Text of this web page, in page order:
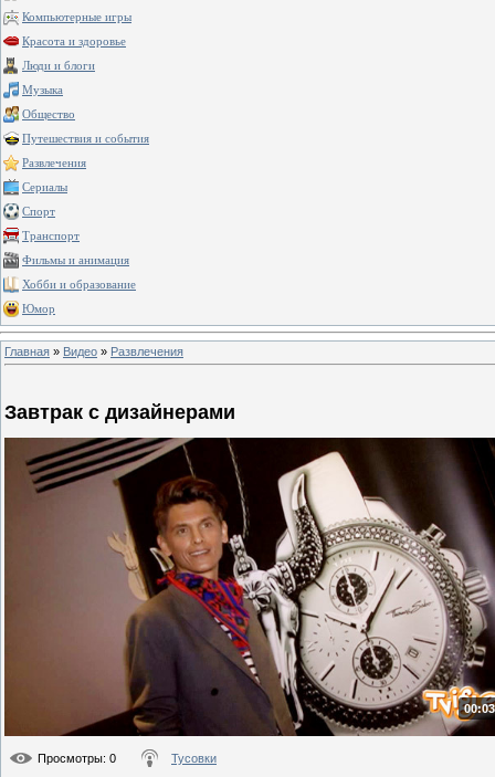
Компьютерные игры
Красота и здоровье
Люди и блоги
Музыка
Общество
Путешествия и события
Развлечения
Сериалы
Спорт
Транспорт
Фильмы и анимация
Хобби и образование
Юмор
Главная » Видео » Развлечения
Завтрак с дизайнерами
Просмотры: 0 Тусовки